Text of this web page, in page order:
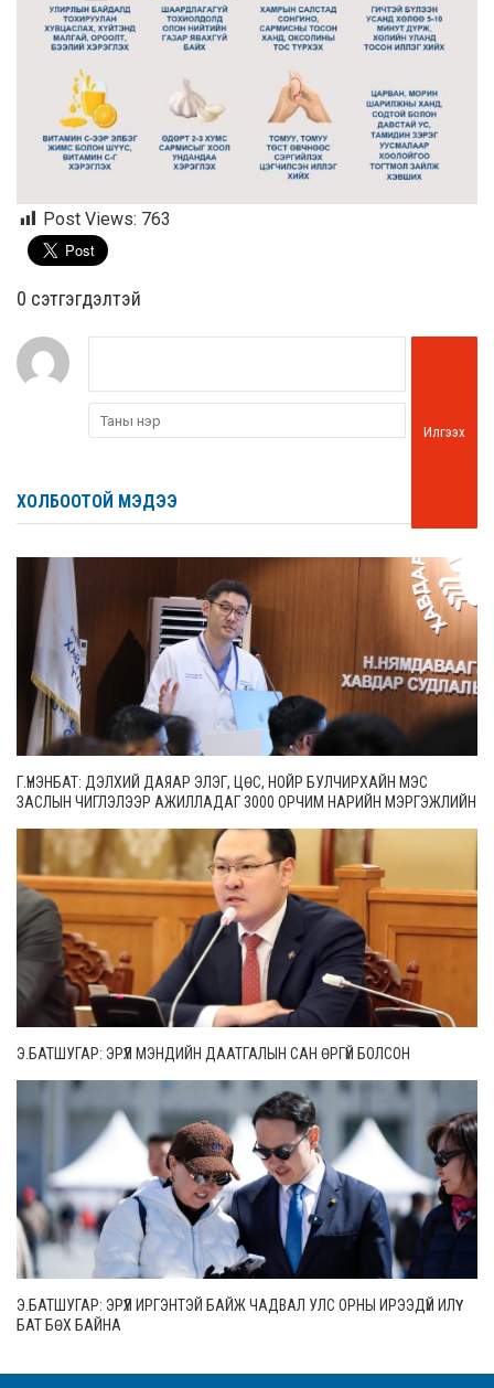
Post Views: 763
0 cэтгэгдэлтэй
Илгээх
ХОЛБООТОЙ МЭДЭЭ
Г.ҮНЭНБАТ: ДЭЛХИЙ ДАЯАР ЭЛЭГ, ЦӨС, НОЙР БУЛЧИРХАЙН МЭС
ЗАСЛЫН ЧИГЛЭЛЭЭР АЖИЛЛАДАГ 3000 ОРЧИМ НАРИЙН МЭРГЭЖЛИЙН
Э.БАТШУГАР: ЭРҮҮЛ МЭНДИЙН ДААТГАЛЫН САН ӨРГҮЙ БОЛСОН
Э.БАТШУГАР: ЭРҮҮЛ ИРГЭНТЭЙ БАЙЖ ЧАДВАЛ УЛС ОРНЫ ИРЭЭДҮЙ ИЛҮҮ
БАТ БӨХ БАЙНА